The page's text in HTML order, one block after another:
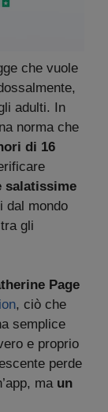
che vuole
adulti. In
norma che
di 16
salatissime
dal mondo
gli
Page
, ciò che
semplice
e proprio
perde
ma un